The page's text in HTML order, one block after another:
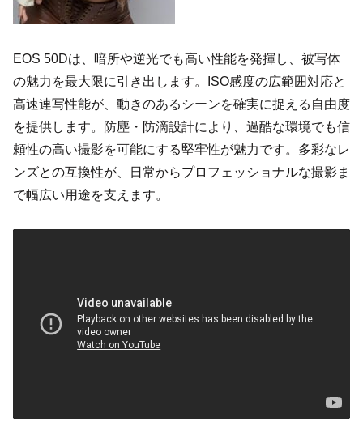
EOS 50Dは、暗所や逆光でも高い性能を発揮し、被写体
の魅力を最大限に引き出します。ISO感度の広範囲対応と
高速連写性能が、動きのあるシーンを確実に捉える自由度
を提供します。防塵・防滴設計により、過酷な環境でも信
頼性の高い撮影を可能にする堅牢性が魅力です。多彩なレ
ンズとの互換性が、日常からプロフェッショナルな撮影ま
で幅広い用途を支えます。